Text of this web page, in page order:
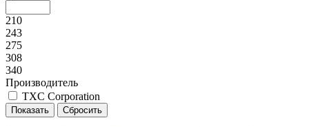
210
243
275
308
340
Производитель
TXC Corporation